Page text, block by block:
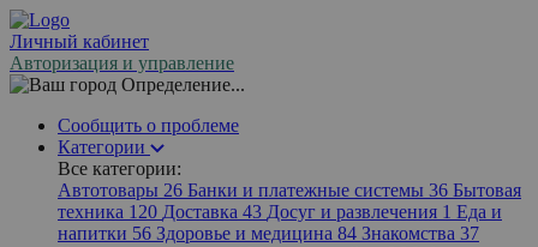
Личный кабинет
Авторизация и управление
Определение...
Сообщить о проблеме
Категории
Все категории:
Автотовары 26 Банки и платежные системы 36 Бытовая
техника 120 Доставка 43 Досуг и развлечения 1 Еда и
напитки 56 Здоровье и медицина 84 Знакомства 37